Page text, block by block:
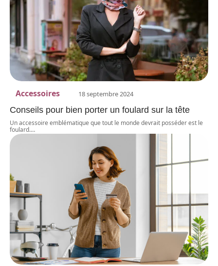
Accessoires 18 septembre 2024
Conseils pour bien porter un foulard sur la tête
Un accessoire emblématique que tout le monde devrait posséder est le
foulard.…